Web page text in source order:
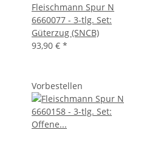
Fleischmann Spur N
6660077 - 3-tlg. Set:
Güterzug (SNCB)
93,90 € *
Vorbestellen